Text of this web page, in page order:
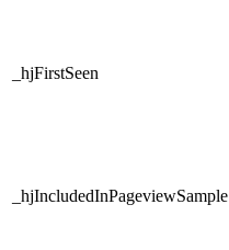
_hjFirstSeen
_hjIncludedInPageviewSample